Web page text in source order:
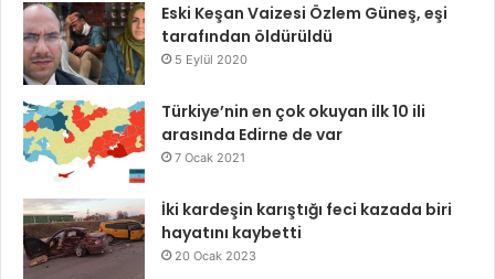
Eski Keşan Vaizesi Özlem Güneş, eşi
tarafından öldürüldü
5 Eylül 2020
Türkiye’nin en çok okuyan ilk 10 ili
arasında Edirne de var
7 Ocak 2021
İki kardeşin karıştığı feci kazada biri
hayatını kaybetti
20 Ocak 2023